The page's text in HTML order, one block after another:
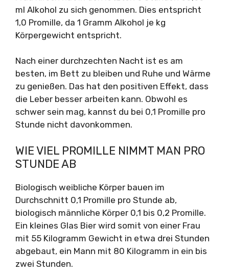
ml Alkohol zu sich genommen. Dies entspricht
1,0 Promille, da 1 Gramm Alkohol je kg
Körpergewicht entspricht.
Nach einer durchzechten Nacht ist es am
besten, im Bett zu bleiben und Ruhe und Wärme
zu genießen. Das hat den positiven Effekt, dass
die Leber besser arbeiten kann. Obwohl es
schwer sein mag, kannst du bei 0,1 Promille pro
Stunde nicht davonkommen.
WIE VIEL PROMILLE NIMMT MAN PRO
STUNDE AB
Biologisch weibliche Körper bauen im
Durchschnitt 0,1 Promille pro Stunde ab,
biologisch männliche Körper 0,1 bis 0,2 Promille.
Ein kleines Glas Bier wird somit von einer Frau
mit 55 Kilogramm Gewicht in etwa drei Stunden
abgebaut, ein Mann mit 80 Kilogramm in ein bis
zwei Stunden.